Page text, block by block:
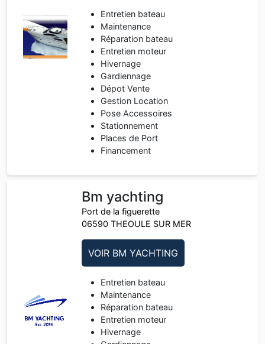
Entretien bateau
Maintenance
Réparation bateau
Entretien moteur
Hivernage
Gardiennage
Dépot Vente
Gestion Location
Pose Accessoires
Stationnement
Places de Port
Financement
Bm yachting
Port de la figuerette
06590 THEOULE SUR MER
VOIR BM YACHTING
Entretien bateau
Maintenance
Réparation bateau
Entretien moteur
Hivernage